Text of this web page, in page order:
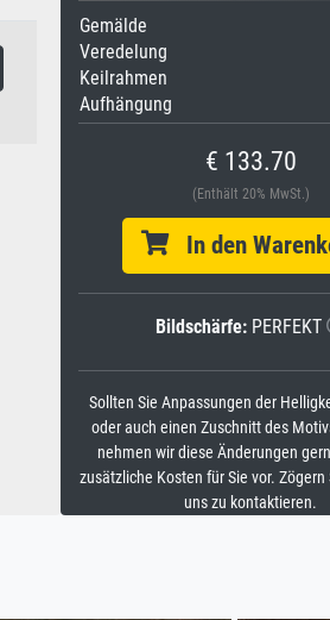
Gemälde
Veredelung
Keilrahmen
Aufhängung
€ 133.70
(Enthält 20% MwSt.)
In den
Bildschärfe: PERFEKT
Sollten Sie Anpassungen der
oder auch einen Zuschnitt des
nehmen wir diese Änderungen
zusätzliche Kosten für Sie vor.
uns zu kontaktieren.